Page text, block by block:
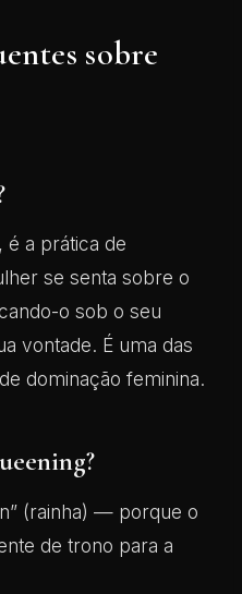
sobre
é a prática de
se senta sobre o
o sob o seu
vontade. É uma das
dominação feminina.
(rainha) — porque o
de trono para a